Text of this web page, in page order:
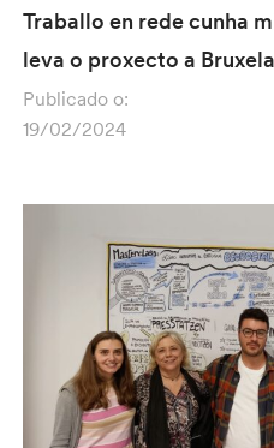
Traballo en rede cunha
leva o proxecto a
Publicado o:
19/02/2024